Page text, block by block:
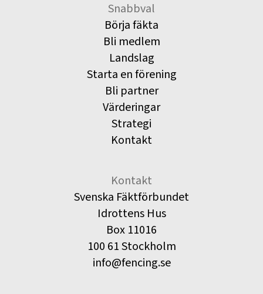
Snabbval
Börja fäkta
Bli medlem
Landslag
Starta en förening
Bli partner
Värderingar
Strategi
Kontakt
Kontakt
Svenska Fäktförbundet
Idrottens Hus
Box 11016
100 61 Stockholm
info@fencing.se